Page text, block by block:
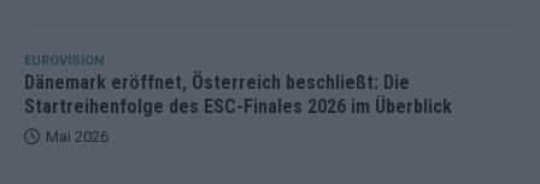
EUROVISION
Dänemark eröffnet, Österreich beschließt: Die
Startreihenfolge des ESC-Finales 2026 im Überblick
Mai 2026